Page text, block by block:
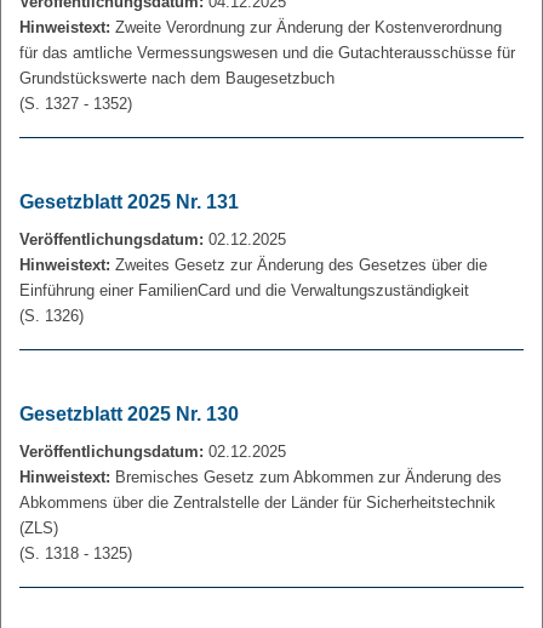
Hinweistext: Zweite Verordnung zur Änderung der Kostenverordnung
für das amtliche Vermessungswesen und die Gutachterausschüsse für
Grundstückswerte nach dem Baugesetzbuch
(S. 1327 - 1352)
Gesetzblatt 2025 Nr. 131
Veröffentlichungsdatum: 02.12.2025
Hinweistext: Zweites Gesetz zur Änderung des Gesetzes über die
Einführung einer FamilienCard und die Verwaltungszuständigkeit
(S. 1326)
Gesetzblatt 2025 Nr. 130
Veröffentlichungsdatum: 02.12.2025
Hinweistext: Bremisches Gesetz zum Abkommen zur Änderung des
Abkommens über die Zentralstelle der Länder für Sicherheitstechnik
(ZLS)
(S. 1318 - 1325)